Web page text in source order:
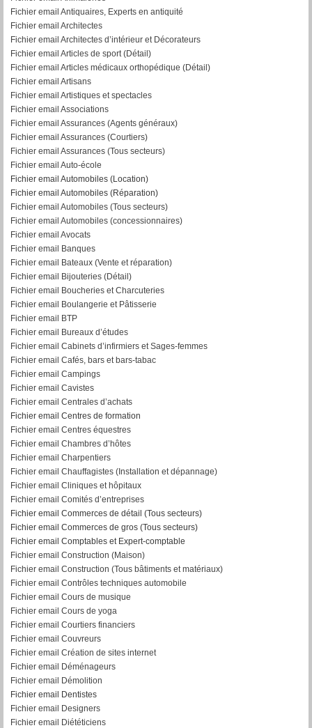
Fichier email Antiquaires, Experts en antiquité
Fichier email Architectes
Fichier email Architectes d’intérieur et Décorateurs
Fichier email Articles de sport (Détail)
Fichier email Articles médicaux orthopédique (Détail)
Fichier email Artisans
Fichier email Artistiques et spectacles
Fichier email Associations
Fichier email Assurances (Agents généraux)
Fichier email Assurances (Courtiers)
Fichier email Assurances (Tous secteurs)
Fichier email Auto-école
Fichier email Automobiles (Location)
Fichier email Automobiles (Réparation)
Fichier email Automobiles (Tous secteurs)
Fichier email Automobiles (concessionnaires)
Fichier email Avocats
Fichier email Banques
Fichier email Bateaux (Vente et réparation)
Fichier email Bijouteries (Détail)
Fichier email Boucheries et Charcuteries
Fichier email Boulangerie et Pâtisserie
Fichier email BTP
Fichier email Bureaux d’études
Fichier email Cabinets d’infirmiers et Sages-femmes
Fichier email Cafés, bars et bars-tabac
Fichier email Campings
Fichier email Cavistes
Fichier email Centrales d’achats
Fichier email Centres de formation
Fichier email Centres équestres
Fichier email Chambres d’hôtes
Fichier email Charpentiers
Fichier email Chauffagistes (Installation et dépannage)
Fichier email Cliniques et hôpitaux
Fichier email Comités d’entreprises
Fichier email Commerces de détail (Tous secteurs)
Fichier email Commerces de gros (Tous secteurs)
Fichier email Comptables et Expert-comptable
Fichier email Construction (Maison)
Fichier email Construction (Tous bâtiments et matériaux)
Fichier email Contrôles techniques automobile
Fichier email Cours de musique
Fichier email Cours de yoga
Fichier email Courtiers financiers
Fichier email Couvreurs
Fichier email Création de sites internet
Fichier email Déménageurs
Fichier email Démolition
Fichier email Dentistes
Fichier email Designers
Fichier email Diététiciens